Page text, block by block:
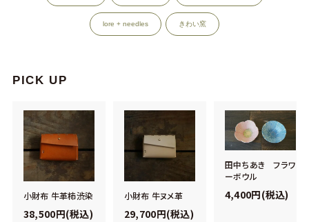
lore + needles きわい窯
PICK UP
小財布 牛革柿渋染
38,500円(税込)
小財布 牛ヌメ革
29,700円(税込)
田中ちあき フラワ
ーボウル
4,400円(税込)